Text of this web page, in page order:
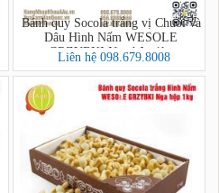
Bánh quy Socola trắng vị Chuối và
Dâu Hình Nấm WESOLE
GRZYBKI Nga hộp 1kg
Liên hệ 098.679.8008